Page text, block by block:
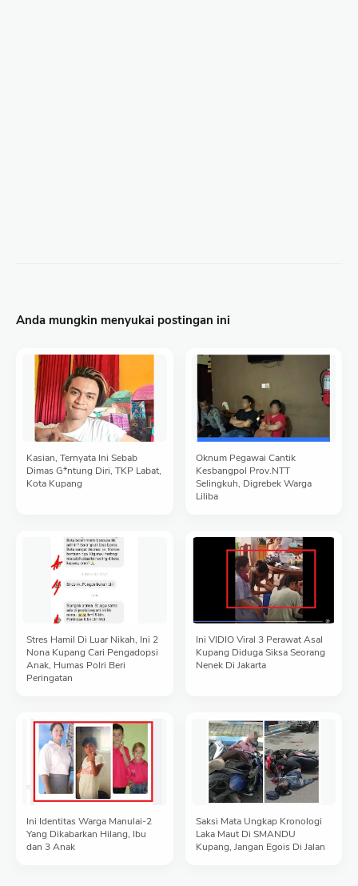
Anda mungkin menyukai postingan ini
Kasian, Ternyata Ini Sebab
Dimas G*ntung Diri, TKP Labat,
Kota Kupang
Oknum Pegawai Cantik
Kesbangpol Prov.NTT
Selingkuh, Digrebek Warga
Liliba
Stres Hamil Di Luar Nikah, Ini 2
Nona Kupang Cari Pengadopsi
Anak, Humas Polri Beri
Peringatan
Ini VIDIO Viral 3 Perawat Asal
Kupang Diduga Siksa Seorang
Nenek Di Jakarta
Ini Identitas Warga Manulai-2
Yang Dikabarkan Hilang, Ibu
dan 3 Anak
Saksi Mata Ungkap Kronologi
Laka Maut Di SMANDU
Kupang, Jangan Egois Di Jalan